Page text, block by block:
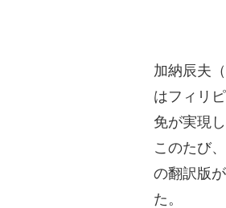
加納辰夫
はフィリ
免が実現し
このたび
の翻訳版
た。